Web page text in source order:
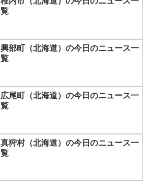
覧
興部町（北海道）の今日のニュース一
覧
広尾町（北海道）の今日のニュース一
覧
真狩村（北海道）の今日のニュース一
覧